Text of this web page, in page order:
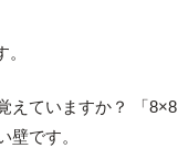
えていますか？ 「8×8
壁です。